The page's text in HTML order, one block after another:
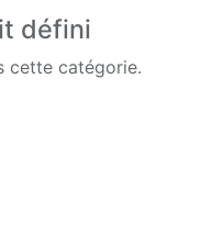
défini
cette catégorie.